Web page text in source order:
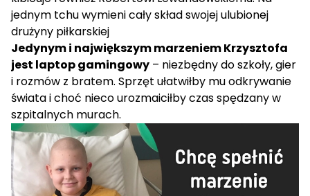
jednym tchu wymieni cały skład swojej ulubionej
drużyny piłkarskiej
Jedynym i największym marzeniem Krzysztofa
jest laptop gamingowy – niezbędny do szkoły, gier
i rozmów z bratem. Sprzęt ułatwiłby mu odkrywanie
świata i choć nieco urozmaiciłby czas spędzany w
szpitalnych murach.